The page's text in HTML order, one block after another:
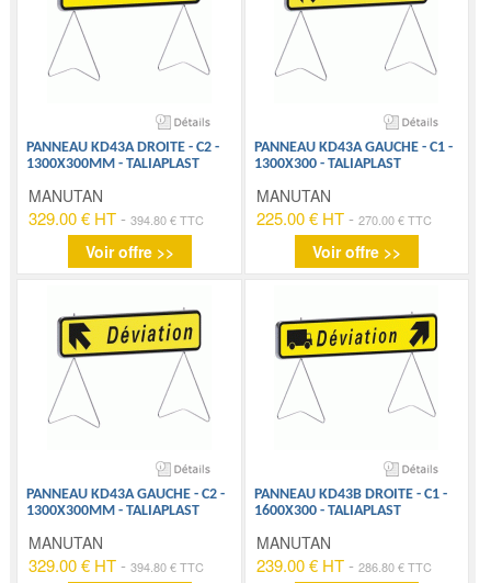
PANNEAU KD43A DROITE - C2 -
1300X300MM - TALIAPLAST
MANUTAN
329.00 € HT -394.80 € TTC
Voir offre >>
PANNEAU KD43A GAUCHE - C1 -
1300X300 - TALIAPLAST
MANUTAN
225.00 € HT- 270.00 € TTC
Voir offre >>
PANNEAU KD43A GAUCHE - C2 -
1300X300MM - TALIAPLAST
MANUTAN
329.00 € HT -394.80 € TTC
PANNEAU KD43B DROITE - C1 -
1600X300 - TALIAPLAST
MANUTAN
239.00 € HT- 286.80 € TTC